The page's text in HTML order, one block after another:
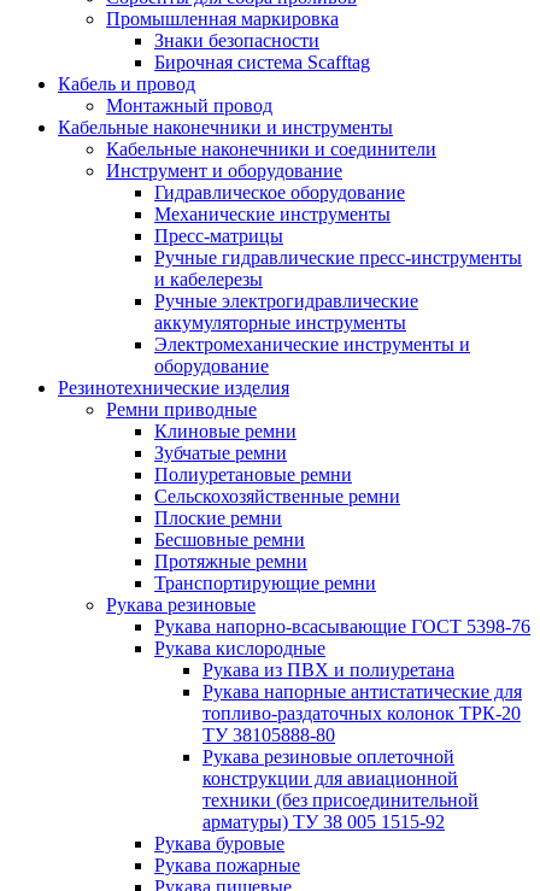
Промышленная маркировка
Знаки безопасности
Бирочная система Scafftag
Кабель и провод
Монтажный провод
Кабельные наконечники и инструменты
Кабельные наконечники и соединители
Инструмент и оборудование
Гидравлическое оборудование
Механические инструменты
Пресс-матрицы
Ручные гидравлические пресс-инструменты
и кабелерезы
Ручные электрогидравлические
аккумуляторные инструменты
Электромеханические инструменты и
оборудование
Резинотехнические изделия
Ремни приводные
Клиновые ремни
Зубчатые ремни
Полиуретановые ремни
Сельскохозяйственные ремни
Плоские ремни
Бесшовные ремни
Протяжные ремни
Транспортирующие ремни
Рукава резиновые
Рукава напорно-всасывающие ГОСТ 5398-76
Рукава кислородные
Рукава из ПВХ и полиуретана
Рукава напорные антистатические для
топливо-раздаточных колонок ТРК-20
ТУ 38105888-80
Рукава резиновые оплеточной
конструкции для авиационной
техники (без присоединительной
арматуры) ТУ 38 005 1515-92
Рукава буровые
Рукава пожарные
Рукава пищевые